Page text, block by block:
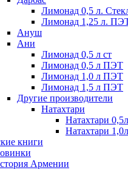
Лимонад 0,5 л.
Лимонад 1,25 л.
Ануш
Ани
Лимонад 0,5 л ст
Лимонад 0,5 л ПЭТ
Лимонад 1,0 л ПЭТ
Лимонад 1,5 л ПЭТ
Другие производители
Натахтари
Натахтари 0,5л
Натахтари 1,0л
книги
Армении